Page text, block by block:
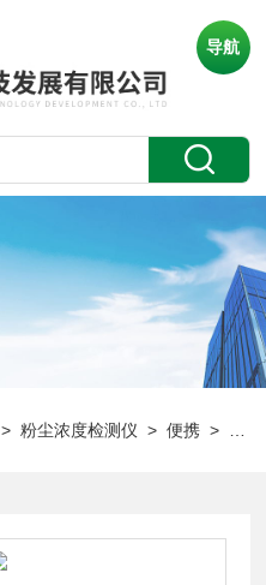
导航
>粉尘浓度检测仪 >便携 > YR-PF100物料堆放区粉尘浓度便携监测仪